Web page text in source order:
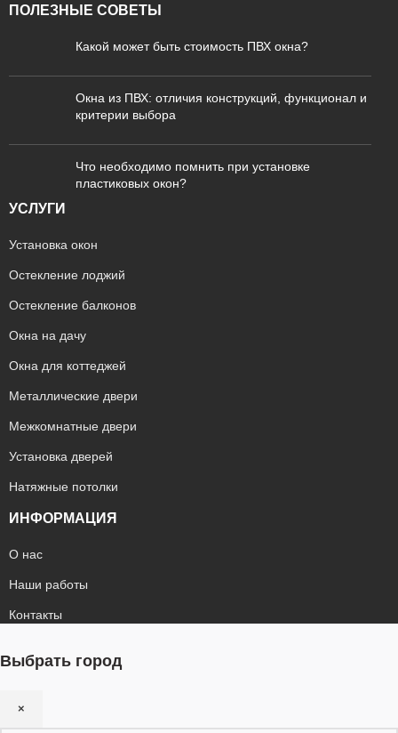
ПОЛЕЗНЫЕ СОВЕТЫ
Какой может быть стоимость ПВХ окна?
Окна из ПВХ: отличия конструкций, функционал и
критерии выбора
Что необходимо помнить при установке
пластиковых окон?
УСЛУГИ
Установка окон
Остекление лоджий
Остекление балконов
Окна на дачу
Окна для коттеджей
Металлические двери
Межкомнатные двери
Установка дверей
Натяжные потолки
ИНФОРМАЦИЯ
О нас
Наши работы
Контакты
Выбрать город
×